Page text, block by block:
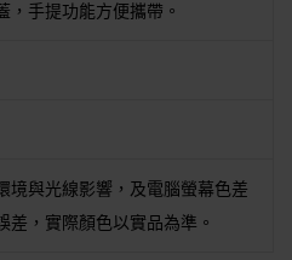
，手提功能方便攜帶。
境與光線影響，及電腦螢幕色差
差，實際顏色以實品為準。